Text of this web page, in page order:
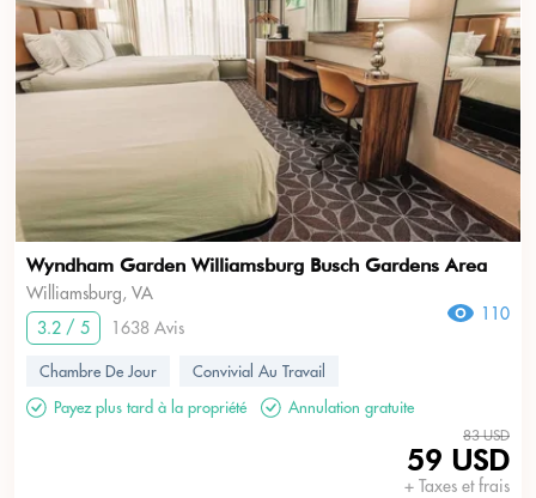
Wyndham Garden Williamsburg Busch Gardens Area
Williamsburg, VA
3.2 / 5
1638 Avis
110
Chambre De Jour
Convivial Au Travail
Payez plus tard à la propriété
Annulation gratuite
83 USD
59 USD
+ Taxes et frais